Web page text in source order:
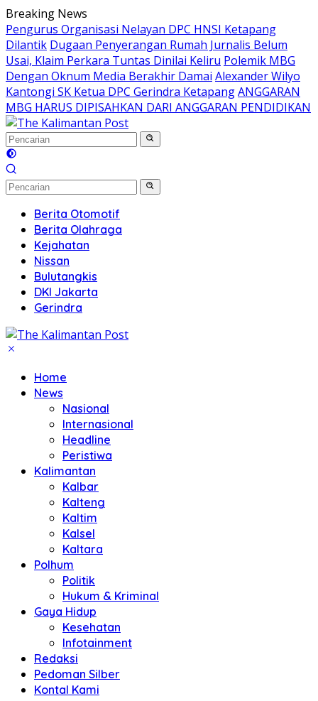
Langsung
ke
konten
Breaking News
Pengurus Organisasi Nelayan DPC HNSI Ketapang
Dilantik Dugaan Penyerangan Rumah Jurnalis Belum
Usai, Klaim Perkara Tuntas Dinilai Keliru Polemik MBG
Dengan Oknum Media Berakhir Damai Alexander Wilyo
Kantongi SK Ketua DPC Gerindra KetapangANGGARAN
MBG HARUS DIPISAHKAN DARI ANGGARAN PENDIDIKAN
Berita Otomotif
Berita Olahraga
Kejahatan
Nissan
Bulutangkis
DKI Jakarta
Gerindra
Home
News
Nasional
Internasional
Headline
Peristiwa
Kalimantan
Kalbar
Kalteng
Kaltim
Kalsel
Kaltara
Polhum
Politik
Hukum & Kriminal
Gaya Hidup
Kesehatan
Infotainment
Redaksi
Pedoman Silber
Kontal Kami